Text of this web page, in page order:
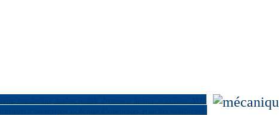
non-linéaire, analyse modale, dynamique linéaire, acoustique, NVH,
d’optimisation ou de plan d’expériences, et sur des modélisations